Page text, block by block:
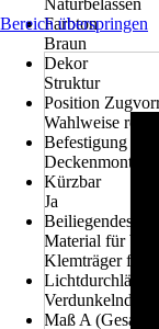
Naturbelassen
Farbton
Braun
Dekor
Struktur
Position
Wahlweise
Befestigung
Kürzbar
Ja
Beiliegendes
Material für
Klemträger für
Verdunkelnd
Maß A
Bereich überspringen